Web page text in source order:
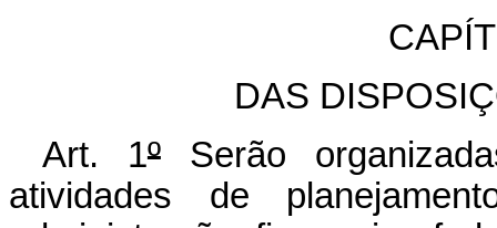
DAS
Art. 1ºSerão
atividades de